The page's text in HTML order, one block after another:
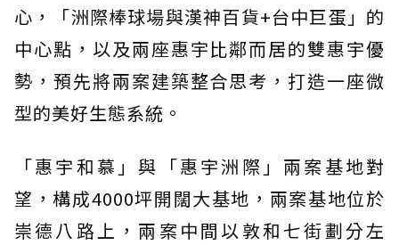
心，「洲際棒球場與漢神百貨+台中巨蛋」的
中心點，以及兩座惠宇比鄰而居的雙惠宇優
勢，預先將兩案建築整合思考，打造一座微
型的美好生態系統。
「惠宇和慕」與「惠宇洲際」兩案基地對
望，構成4000坪開闊大基地，兩案基地位於
崇德八路上，兩案中間以敦和七街劃分左